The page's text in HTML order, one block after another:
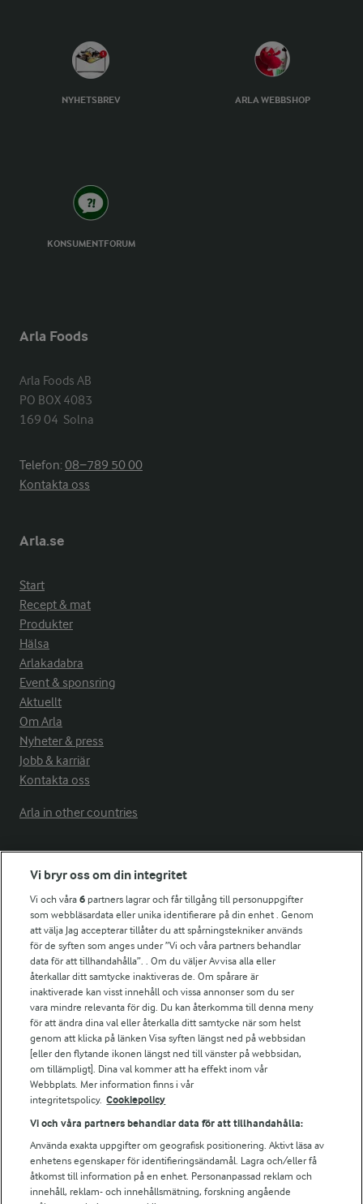
NYHETSBREV ARLA WEBBSHOP
KONSUMENTFORUM
Arla Foods
Arla Foods AB
PO BOX 4083
169 04  Solna
Telefon:08−789 50 00
Kontakta oss
Arla.se
Start
Recept & mat
Produkter
Hälsa
Arlakadabra
Event & sponsring
Aktuellt
Om Arla
Nyheter & press
Jobb & karriär
Kontakta oss
Arla in other countries
Fler Arlasajter
För ägare
Arlas kundportal
Arla.com
Falbygdens Ost
Arla webbshop
Bildbank
Följ oss
Vi bryr oss om din integritet
Vi och våra6 partners lagrar och får tillgång till personuppgifter
som webbläsardata eller unika identifierare på din enhet . Genom
att välja Jag accepterar tillåter du att spårningstekniker används
för de syften som anges under ”Vi och våra partners behandlar
data för att tillhandahålla”. . Om du väljer Avvisa alla eller
återkallar ditt samtycke inaktiveras de. Om spårare är
inaktiverade kan visst innehåll och vissa annonser som du ser
vara mindre relevanta för dig. Du kan återkomma till denna meny
för att ändra dina val eller återkalla ditt samtycke när som helst
genom att klicka på länken Visa syften längst ned på webbsidan
[eller den flytande ikonen längst ned till vänster på webbsidan,
om tillämpligt]. Dina val kommer att ha effekt inom vår
Webbplats. Mer information finns i vår
integritetspolicy. Cookiepolicy
Vi och våra partners behandlar data för att tillhandahålla:
Använda exakta uppgifter om geografisk positionering. Aktivt läsa av
enhetens egenskaper för identifieringsändamål. Lagra och/eller få
åtkomst till information på en enhet. Personanpassad reklam och
innehåll, reklam- och innehållsmätning, forskning angående